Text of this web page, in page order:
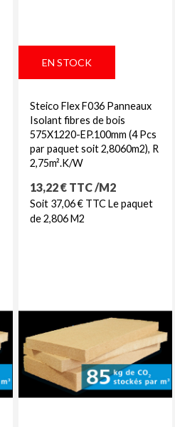
EN STOCK
Steico Flex F036 Panneaux
Isolant fibres de bois
575X1220-EP.100mm (4 Pcs
par paquet soit 2,8060m2), R
2,75m².K/W
Prix
13,22 € TTC /M2
Soit 37,06 € TTC Le paquet
de 2,806 M2